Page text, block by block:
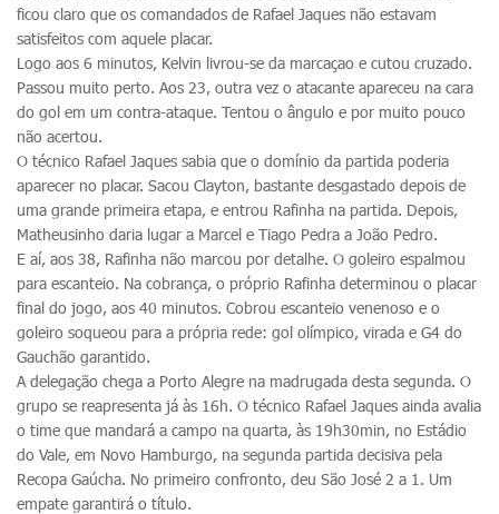
ficou claro que os comandados de Rafael Jaques não estavam
satisfeitos com aquele placar.
Logo aos 6 minutos, Kelvin livrou-se da marcaçao e cutou cruzado.
Passou muito perto. Aos 23, outra vez o atacante apareceu na cara
do gol em um contra-ataque. Tentou o ângulo e por muito pouco
não acertou.
O técnico Rafael Jaques sabia que o domínio da partida poderia
aparecer no placar. Sacou Clayton, bastante desgastado depois de
uma grande primeira etapa, e entrou Rafinha na partida. Depois,
Matheusinho daria lugar a Marcel e Tiago Pedra a João Pedro.
E aí, aos 38, Rafinha não marcou por detalhe. O goleiro espalmou
para escanteio. Na cobrança, o próprio Rafinha determinou o placar
final do jogo, aos 40 minutos. Cobrou escanteio venenoso e o
goleiro soqueou para a própria rede: gol olímpico, virada e G4 do
Gauchão garantido.
A delegação chega a Porto Alegre na madrugada desta segunda. O
grupo se reapresenta já às 16h. O técnico Rafael Jaques ainda avalia
o time que mandará a campo na quarta, às 19h30min, no Estádio
do Vale, em Novo Hamburgo, na segunda partida decisiva pela
Recopa Gaúcha. No primeiro confronto, deu São José 2 a 1. Um
empate garantirá o título.